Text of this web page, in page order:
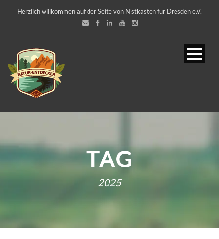
Herzlich willkommen auf der Seite von Nistkästen für Dresden e.V.
TAG
2025